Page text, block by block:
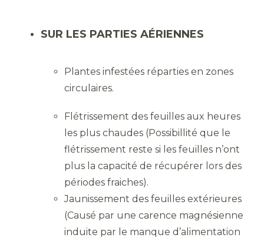
SUR LES PARTIES AÉRIENNES
Plantes infestées réparties en zones
circulaires.
Flétrissement des feuilles aux heures
les plus chaudes (Possibillité que le
flétrissement reste si les feuilles n’ont
plus la capacité de récupérer lors des
périodes fraiches).
Jaunissement des feuilles extérieures
(Causé par une carence magnésienne
induite par le manque d’alimentation